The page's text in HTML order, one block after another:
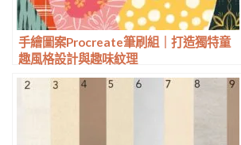
手繪圖案Procreate筆刷組｜打造獨特童
趣風格設計與趣味紋理